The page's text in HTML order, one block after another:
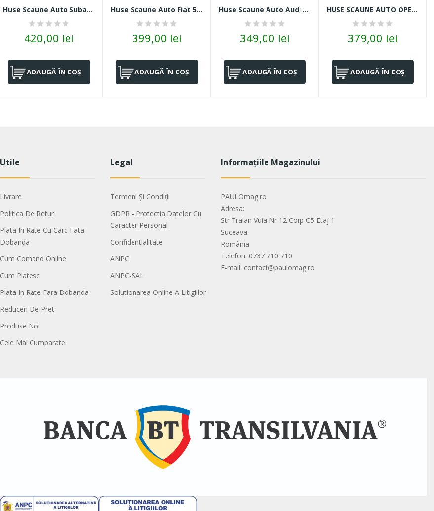
Huse Scaune Auto Subaru Forester Piele +...
420,00 lei
ADAUGĂ ÎN COȘ
Huse Scaune Auto Fiat 500L Piele Crem
399,00 lei
ADAUGĂ ÎN COȘ
Huse Scaune Auto Audi A4B7 Piele Cu Stofă Negru...
349,00 lei
ADAUGĂ ÎN COȘ
HUSE SCAUNE AUTO OPEL ZAFIRA B5OS ALCANTARA GRI
379,00 lei
ADAUGĂ ÎN COȘ
Utile
Livrare
Politica De Retur
Plata In Rate Cu Card Fata
Dobanda
Cum Comand Online
Cum Platesc
Plata In Rate Fara Dobanda
Reduceri De Pret
Produse Noi
Cele Mai Cumparate
Legal
Termeni Și Condiții
GDPR - Protectia Datelor Cu
Caracter Personal
Confidentialitate
ANPC
ANPC-SAL
Solutionarea Online A Litigiilor
Informațiile Magazinului
PAULOmag.ro
Adresa:
Str Traian Vuia Nr 12 Corp C5 Etaj 1
Suceava
România
Telefon: 0737 710 710
E-mail: contact@paulomag.ro